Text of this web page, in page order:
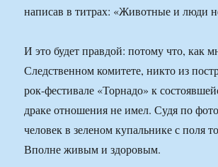
написав в титрах: «Животные и люди
И это будет правдой: потому что, как
Следственном комитете, никто из
рок-фестивале «Торнадо» к
драке отношения не имел. Судя по
человек в зеленом купальнике с поля
Вполне живым и здоровым.